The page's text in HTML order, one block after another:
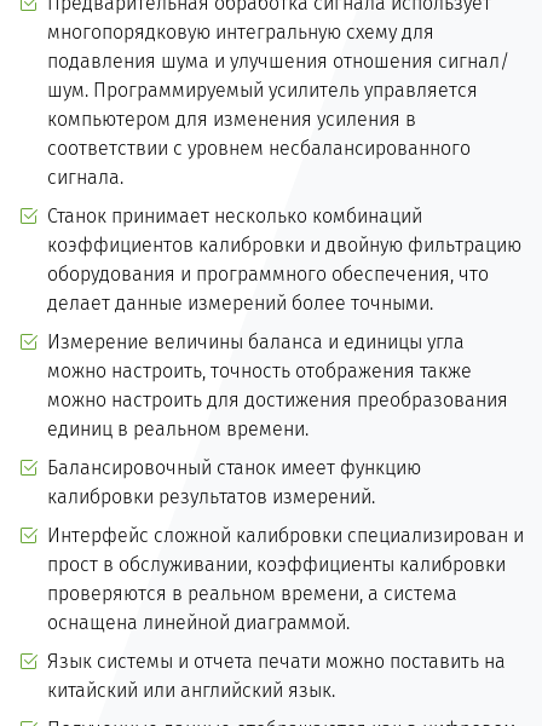
многопорядковую интегральную схему для
подавления шума и улучшения отношения сигнал/
шум. Программируемый усилитель управляется
компьютером для изменения усиления в
соответствии с уровнем несбалансированного
сигнала.
Станок принимает несколько комбинаций
коэффициентов калибровки и двойную фильтрацию
оборудования и программного обеспечения, что
делает данные измерений более точными.
Измерение величины баланса и единицы угла
можно настроить, точность отображения также
можно настроить для достижения преобразования
единиц в реальном времени.
Балансировочный станок имеет функцию
калибровки результатов измерений.
Интерфейс сложной калибровки специализирован и
прост в обслуживании, коэффициенты калибровки
проверяются в реальном времени, а система
оснащена линейной диаграммой.
Язык системы и отчета печати можно поставить на
китайский или английский язык.